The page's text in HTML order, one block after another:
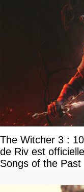
The Witcher 3 :
de Riv est
Songs of the Past